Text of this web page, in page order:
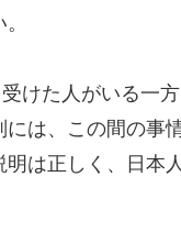
けた人がいる一
は、この間の事
は正しく、日本